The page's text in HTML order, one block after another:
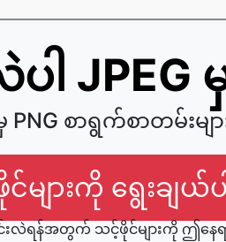
ပါ JPEG
PNG စာရွက်စာတမ်း
များကို ရွေးချယ်ပါ
းလဲရန်အတွက် သင့်ဖိုင်များကို ဤနေရာ